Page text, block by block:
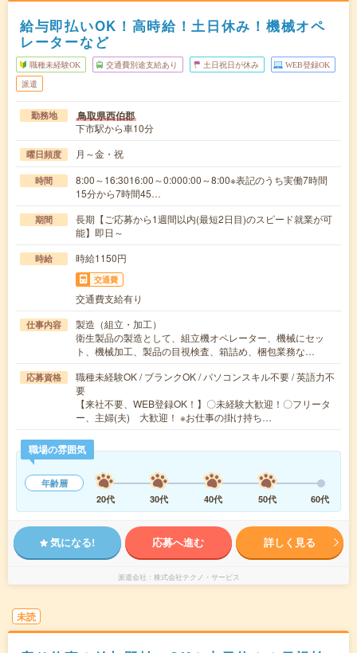
給与即払いOK！高時給！土日休み！機械オペ
レーターなど
職種未経験OK 交通費別途支給あり 土日祝日が休み WEB登録OK
派遣
勤務地 鳥取県西伯郡
下市駅から車10分
曜日頻度 月～金・祝
時間
8:00～16:3016:00～0:000:00～8:00※表記のうち実働7時間
15分から7時間45…
期間
長期【ご応募から1週間以内(最短2日目)のスピード就業が可
能】即日～
時給 時給1150円
交通費
交通費支給有り
仕事内容
製造（組立・加工）
衛生製品の製造として、組立機オペレーター、機械にセッ
ト、機械加工、製品の目視検査、箱詰め、梱包業務な…
応募資格
職種未経験OK / ブランクOK / パソコンスキル不要 / 英語力不
要
【来社不要、WEB登録OK！】〇未経験大歓迎！〇フリータ
ー、主婦(夫) 大歓迎！ ※お仕事の掛け持ち…
職場の雰囲気
年齢層
20代
30代 40代 50代 60代
気になる! 応募へ進む 詳しく見る
派遣会社 株式会社テクノ・サービス
未読